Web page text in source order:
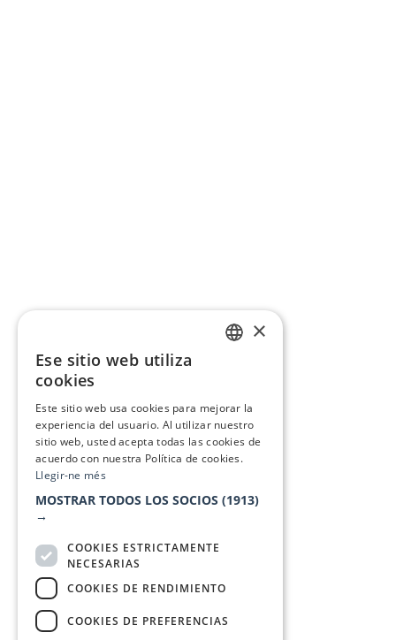
×
Ese sitio web utiliza
cookies
Este sitio web usa cookies para mejorar la
experiencia del usuario. Al utilizar nuestro
sitio web, usted acepta todas las cookies de
acuerdo con nuestra Política de cookies.
Llegir-ne més
MOSTRAR TODOS LOS SOCIOS (1913)
→
COOKIES ESTRICTAMENTE
NECESARIAS
COOKIES DE RENDIMIENTO
COOKIES DE PREFERENCIAS